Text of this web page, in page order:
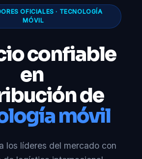
OFICIALES · TECNOLOGÍA
MÓVIL
confiable
en
de
móvil
los líderes del mercado con